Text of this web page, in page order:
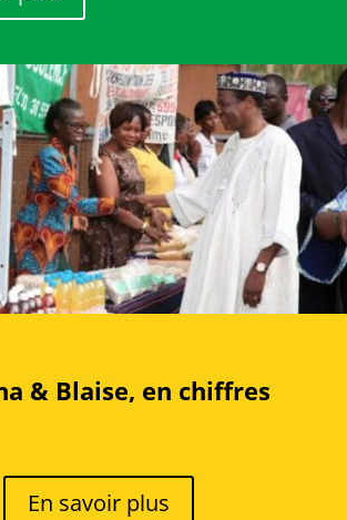
& Blaise, en chiffres
En savoir plus